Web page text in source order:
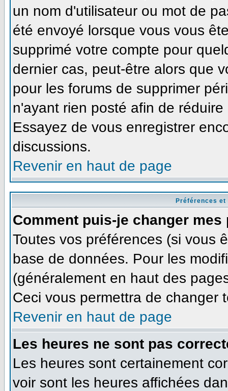
un nom d'utilisateur ou mot de
été envoyé lorsque vous vous
supprimé votre compte pour
dernier cas, peut-être alors que
pour les forums de supprimer
n'ayant rien posté afin de
Essayez de vous enregistrer
discussions.
Revenir en haut de page
Préférences
Comment puis-je changer mes
Toutes vos préférences (si vous
base de données. Pour les
(généralement en haut des
Ceci vous permettra de changer
Revenir en haut de page
Les heures ne sont pas
Les heures sont certainement
voir sont les heures affichées